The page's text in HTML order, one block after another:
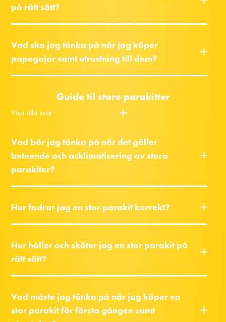
på rätt sätt?
Vad ska jag tänka på när jag köper
papegojor samt utrustning till dem?
Guide til store parakitter
Visa alla svar
Vad bör jag tänka på när det gäller
beteende och acklimatisering av stora
parakiter?
Hur fodrar jag en stor parakit korrekt?
Hur håller och sköter jag en stor parakit på
rätt sätt?
Vad måste jag tänka på när jag köper en
stor parakit för första gången samt